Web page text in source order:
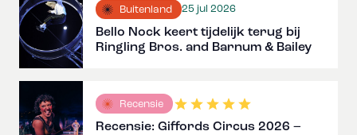
Buitenland 25 jul 2026
Bello Nock keert tijdelijk terug bij
Ringling Bros. and Barnum & Bailey
Recensie
Recensie: Giffords Circus 2026 –